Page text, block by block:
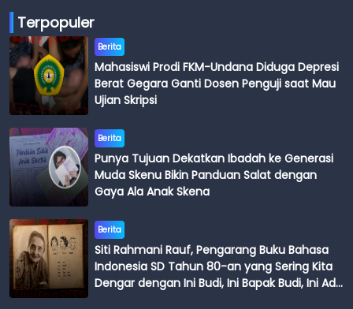
Terpopuler
Berita
Mahasiswi Prodi FKM-Undana Diduga Depresi
Berat Gegara Ganti Dosen Penguji saat Mau
Ujian Skripsi
Berita
Punya Tujuan Dekatkan Ibadah ke Generasi
Muda Skenu Bikin Panduan Salat dengan
Gaya Ala Anak Skena
Berita
Siti Rahmani Rauf, Pengarang Buku Bahasa
Indonesia SD Tahun 80-an yang Sering Kita
Dengar dengan Ini Budi, Ini Bapak Budi, Ini Adik